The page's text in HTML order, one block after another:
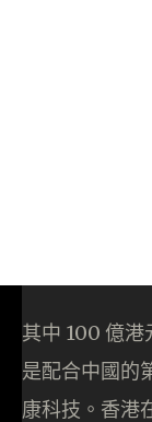
其中 100 億港
是配合中國的
康科技。香港